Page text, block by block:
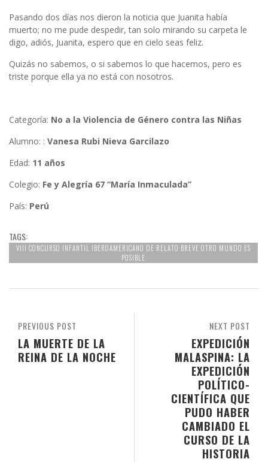
Pasando dos días nos dieron la noticia que Juanita había
muerto; no me pude despedir, tan solo mirando su carpeta le
digo, adiós, Juanita, espero que en cielo seas feliz.
Quizás no sabemos, o si sabemos lo que hacemos, pero es
triste porque ella ya no está con nosotros.
Categoría: No a la Violencia de Género contra las Niñas
Alumno: : Vanesa Rubi Nieva Garcilazo
Edad: 11 años
Colegio: Fe y Alegría 67 “María Inmaculada”
País: Perú
TAGS:
VIII CONCURSO INFANTIL IBEROAMERICANO DE RELATO BREVE OTRO MUNDO ES
POSIBLE
NEXT POST
EXPEDICIÓN
MALASPINA: LA
EXPEDICIÓN
POLÍTICO-
CIENTÍFICA QUE
PUDO HABER
CAMBIADO EL
CURSO DE LA
HISTORIA
PREVIOUS POST
LA MUERTE DE LA
REINA DE LA NOCHE